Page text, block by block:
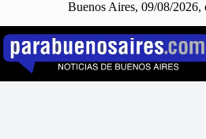
Buenos Aires, 09/08/2026,
Saltar
contenido